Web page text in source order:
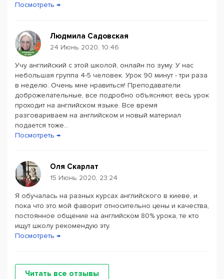
Посмотреть →
Людмила Садовская
24 Июнь 2020, 10:46
Учу английский с этой школой, онлайн по зуму. У нас
небольшая группа 4-5 человек. Урок 90 минут - три раза
в неделю. Очень мне нравиться! Преподаватели
доброжелательные, все подробно объясняют, весь урок
проходит на английском языке. Все время
разговариваем на английском и новый материал
подается тоже...
Посмотреть →
Оля Скарлат
15 Июнь 2020, 23:24
Я обучалась на разных курсах английского в киеве, и
пока что это мой фаворит относительно цены и качества,
постоянное общение на английском 80% урока, те кто
ищут школу рекомендую эту.
Посмотреть →
Читать все отзывы